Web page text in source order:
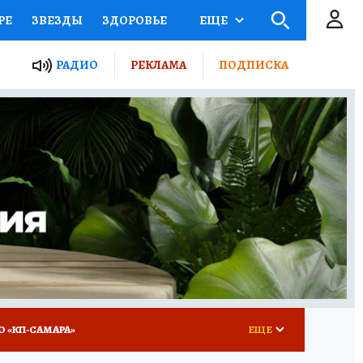
ЗВЕЗДЫ ЗДОРОВЬЕ
ПРОЕКТЫ РОССИИ
ПУТЕВОДИТЕЛЬ
ТУРИЗМ
ВСЕ О КП РАДИО КП
ЕЩЕ
РАДИО РЕКЛАМА ПОДПИСКА
«КП-САМАРА» ЕЩЕ